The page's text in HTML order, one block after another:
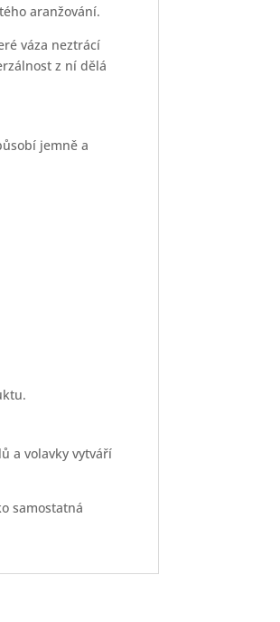
aranžování.
váza neztrácí
z ní dělá
jemně a
a volavky vytváří
samostatná